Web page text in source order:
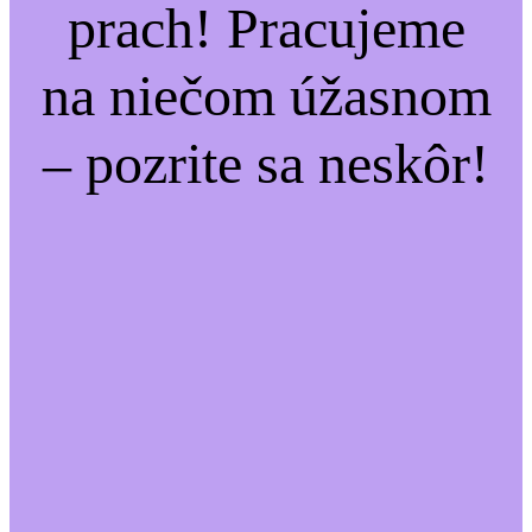
prach! Pracujeme
na niečom úžasnom
– pozrite sa neskôr!